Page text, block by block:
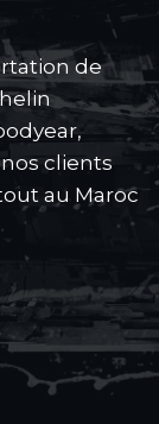
de
clients
au Maroc